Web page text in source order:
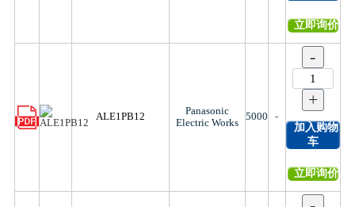
立即询价
ALE1PB12
Panasonic
Electric Works
5000 -
-
+
加入购物
车
立即询价